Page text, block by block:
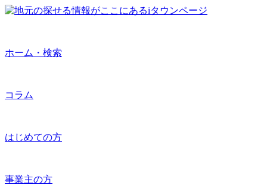
ホーム・検索
コラム
はじめての方
事業主の方